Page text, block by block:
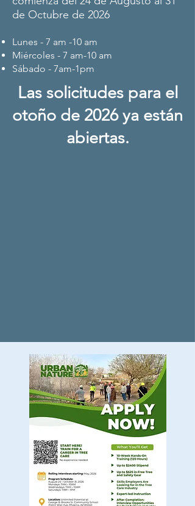
de Octubre de 2026
Lunes - 7 am -10 am
Miércoles - 7 am-10 am
Sábado - 7am-1pm
Las solicitudes para el
otoño de 2026 ya están
abiertas.